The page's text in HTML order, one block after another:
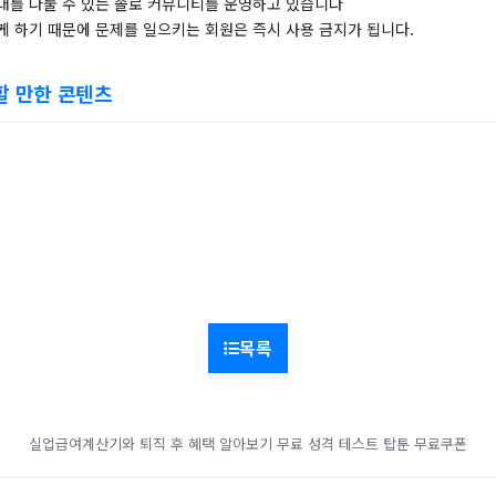
하기 때문에 문제를 일으키는 회원은 즉시 사용 금지가 됩니다.
만한 콘텐츠
목록
실업급여계산기와 퇴직 후 혜택 알아보기 무료 성격 테스트 탑툰 무료쿠폰